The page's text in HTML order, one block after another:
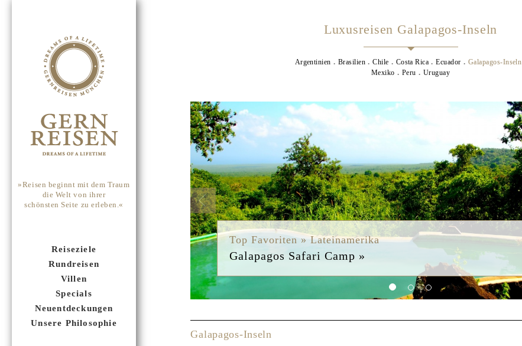
»Reisen beginnt mit dem Traum
die Welt von ihrer
schönsten Seite zu erleben.«
Reiseziele
Rundreisen
Villen
Specials
Neuentdeckungen
Unsere Philosophie
Luxusreisen Galapagos-Inseln
Argentinien Brasilien Chile Costa Rica Ecuador
Galapagos-Inseln
Mexiko
Peru Uruguay
Top Favoriten » Lateinamerika
Galapagos Safari Camp »
Previous
Galapagos-Inseln